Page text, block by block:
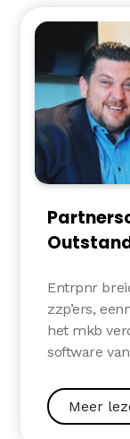
Entrpnr
zzp’ers,
het mkb
software
Meer